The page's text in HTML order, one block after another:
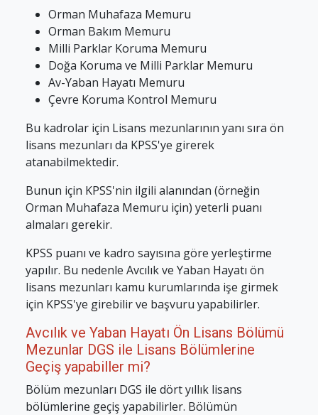
Orman Muhafaza Memuru
Orman Bakım Memuru
Milli Parklar Koruma Memuru
Doğa Koruma ve Milli Parklar Memuru
Av-Yaban Hayatı Memuru
Çevre Koruma Kontrol Memuru
Bu kadrolar için Lisans mezunlarının yanı sıra ön
lisans mezunları da KPSS'ye girerek
atanabilmektedir.
Bunun için KPSS'nin ilgili alanından (örneğin
Orman Muhafaza Memuru için) yeterli puanı
almaları gerekir.
KPSS puanı ve kadro sayısına göre yerleştirme
yapılır. Bu nedenle Avcılık ve Yaban Hayatı ön
lisans mezunları kamu kurumlarında işe girmek
için KPSS'ye girebilir ve başvuru yapabilirler.
Avcılık ve Yaban Hayatı Ön Lisans Bölümü
Mezunlar DGS ile Lisans Bölümlerine
Geçiş yapabiller mi?
Bölüm mezunları DGS ile dört yıllık lisans
bölümlerine geçiş yapabilirler. Bölümün